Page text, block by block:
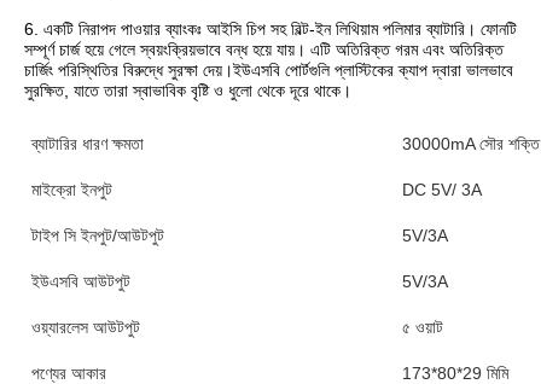
6. একটি নিরাপদ পাওয়ার ব্যাংকঃ আইসি চিপ সহ বিল্ট-ইন লিথিয়াম পলিমার ব্যাটারি। ফোনটি
সম্পূর্ণ চার্জ হয়ে গেলে স্বয়ংক্রিয়ভাবে বন্ধ হয়ে যায়। এটি অতিরিক্ত গরম এবং অতিরিক্ত
চার্জিং পরিস্থিতির বিরুদ্ধে সুরক্ষা দেয়।ইউএসবি পোর্টগুলি প্লাস্টিকের ক্যাপ দ্বারা ভালভাবে
সুরক্ষিত, যাতে তারা স্বাভাবিক বৃষ্টি ও ধুলো থেকে দূরে থাকে।
ব্যাটারির ধারণ ক্ষমতা 30000mA সৌর শক্তি
মাইক্রো ইনপুট DC 5V/ 3A
টাইপ সি ইনপুট/আউটপুট 5V/3A
ইউএসবি আউটপুট 5V/3A
ওয়্যারলেস আউটপুট ৫ ওয়াট
পণ্যের আকার 173*80*29 মিমি